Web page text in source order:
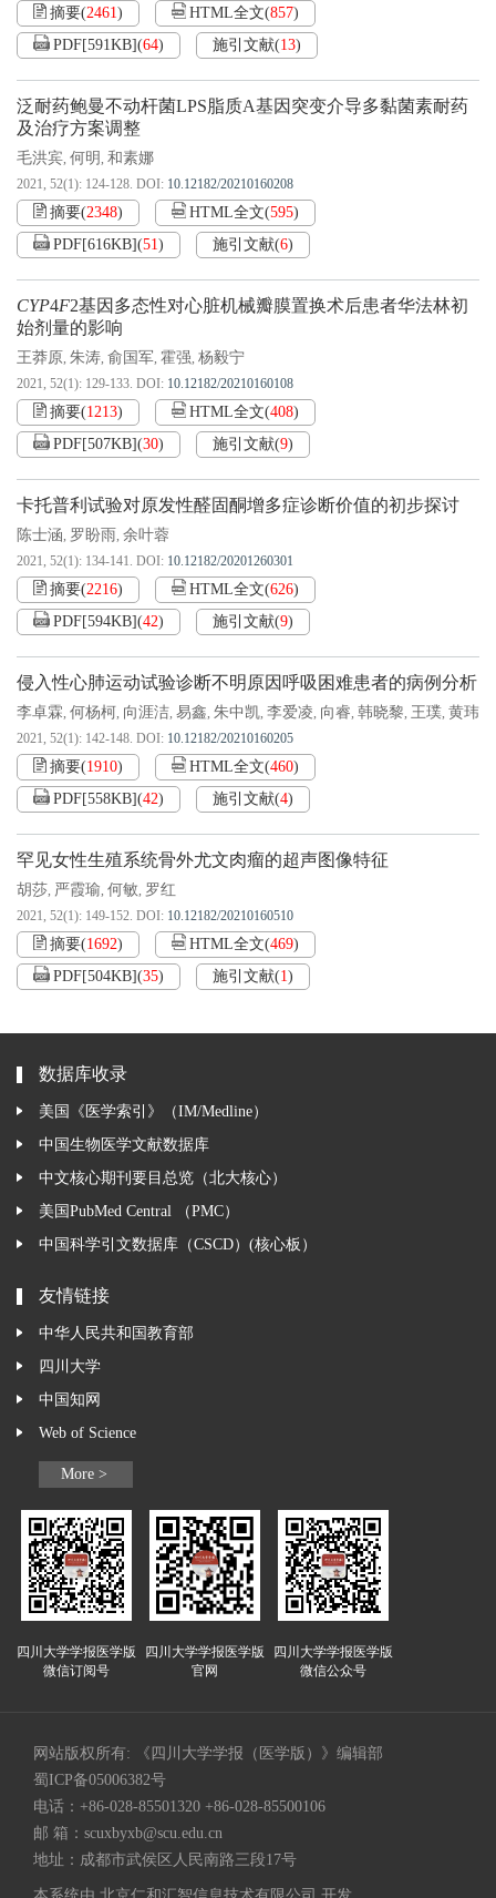
摘要(2461) HTML全文(857)
PDF[591KB](64) 施引文献(13)
泛耐药鲍曼不动杆菌LPS脂质A基因突变介导多黏菌素耐药
及治疗方案调整
毛洪宾, 何明, 和素娜
2021, 52(1): 124-128. DOI: 10.12182/20210160208
摘要(2348) HTML全文(595)
PDF[616KB](51) 施引文献(6)
CYP4F2基因多态性对心脏机械瓣膜置换术后患者华法林初
始剂量的影响
王莽原, 朱涛, 俞国军, 霍强, 杨毅宁
2021, 52(1): 129-133. DOI: 10.12182/20210160108
摘要(1213) HTML全文(408)
PDF[507KB](30) 施引文献(9)
卡托普利试验对原发性醛固酮增多症诊断价值的初步探讨
陈士涵, 罗盼雨, 余叶蓉
2021, 52(1): 134-141. DOI: 10.12182/20201260301
摘要(2216) HTML全文(626)
PDF[594KB](42) 施引文献(9)
侵入性心肺运动试验诊断不明原因呼吸困难患者的病例分析
李卓霖, 何杨柯, 向涯洁, 易鑫, 朱中凯, 李爱凌, 向睿, 韩晓黎, 王璞, 黄玮
2021, 52(1): 142-148. DOI: 10.12182/20210160205
摘要(1910) HTML全文(460)
PDF[558KB](42) 施引文献(4)
罕见女性生殖系统骨外尤文肉瘤的超声图像特征
胡莎, 严霞瑜, 何敏, 罗红
2021, 52(1): 149-152. DOI: 10.12182/20210160510
摘要(1692) HTML全文(469)
PDF[504KB](35) 施引文献(1)
数据库收录
美国《医学索引》（IM/Medline）
中国生物医学文献数据库
中文核心期刊要目总览（北大核心）
美国PubMed Central （PMC）
中国科学引文数据库（CSCD）(核心板）
友情链接
中华人民共和国教育部
四川大学
中国知网
Web of Science
More >
四川大学学报医学版
微信订阅号
四川大学学报医学版
官网
四川大学学报医学版
微信公众号
网站版权所有: 《四川大学学报（医学版）》编辑部
蜀ICP备05006382号
电话：+86-028-85501320 +86-028-85500106
邮 箱： scuxbyxb@scu.edu.cn
地址：成都市武侯区人民南路三段17号